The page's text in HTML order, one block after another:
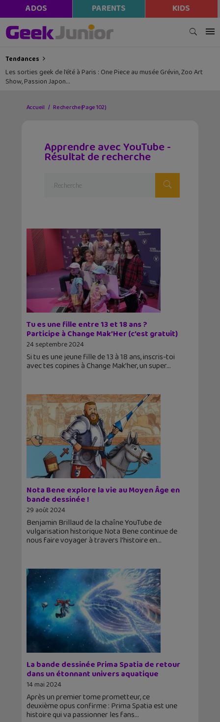
ADOS PARENTS KIDS
Tendances
Les sorties geek de l’été à Paris : One Piece au musée Grévin, Zoo Art
Show, Passion Japon…
Accueil Recherche(Page 102)
Apprendre avec YouTube -
Résultat de recherche
Tu es une fille entre 13 et 18 ans ?
Participe à Change Mak’Her (c’est gratuit)
24 septembre 2024
Si tu es une jeune fille de 13 à 18 ans, inscris-toi
avec tes copines à Change Mak’her, un super
Nota Bene explore la vie au Moyen Âge en
bande dessinée !
29 août 2024
Benjamin Brillaud de la chaîne YouTube de
vulgarisation historique Nota Bene continue de
nous faire voyager à travers l'histoire en
La bande dessinée Prima Spatia de retour
dans un étonnant univers aquatique
14 mai 2024
Après un premier tome prometteur, ce
deuxième opus confirme : Prima Spatia est une
histoire qui va passionner les fans